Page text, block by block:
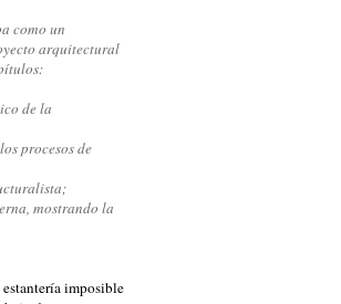
como un
arquitectural
de la
procesos de
mostrando la
imposible